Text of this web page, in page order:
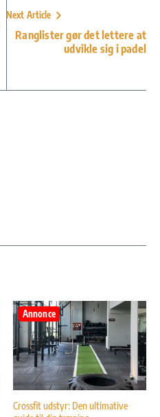
Next Article
Ranglister gør det lettere at
udvikle sig i padel
Annonce
Crossfit udstyr: Den ultimative